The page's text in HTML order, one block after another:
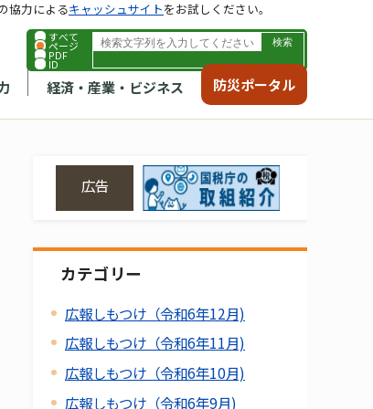
すべて
ページ
PDF
ID
経済・産業・ビジネス 防災ポータル
協力によるキャッシュサイトをお試しください。
広告
カテゴリー
広報しもつけ（令和6年12月)
広報しもつけ（令和6年11月)
広報しもつけ（令和6年10月)
広報しもつけ（令和6年9月)